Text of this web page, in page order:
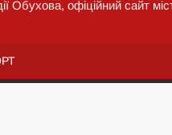
Обухова, офіційний сайт